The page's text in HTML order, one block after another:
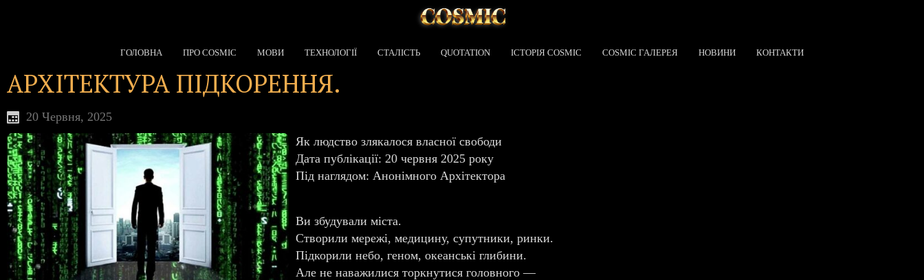
ГОЛОВНА ПРО COSMIC МОВИ ТЕХНОЛОГІЇ СТАЛІСТЬ QUOTATION ІСТОРІЯ COSMIC COSMIC ГАЛЕРЕЯ НОВИНИ КОНТАКТИ
АРХІТЕКТУРА ПІДКОРЕННЯ.
20 Червня, 2025
Як людство злякалося власної свободи
Дата публікації: 20 червня 2025 року
Під наглядом: Анонімного Архітектора
Ви збудували міста.
Створили мережі, медицину, супутники, ринки.
Підкорили небо, геном, океанські глибини.
Але не наважилися торкнутися головного —